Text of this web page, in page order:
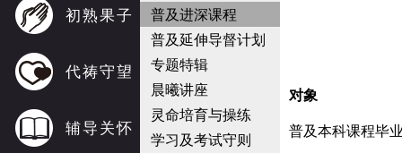
初熟果子
代祷守望
辅导关怀
普及进深课程
普及延伸导督计划
专题特辑
晨曦讲座
灵命培育与操练
学习及考试守则
对象
普及本科课程毕